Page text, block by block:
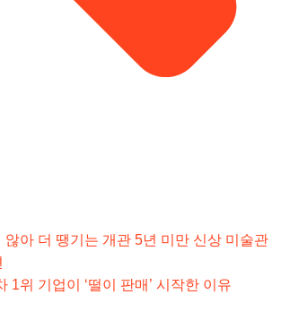
않아 더 땡기는 개관 5년 미만 신상 미술관
1위 기업이 ‘떨이 판매’ 시작한 이유